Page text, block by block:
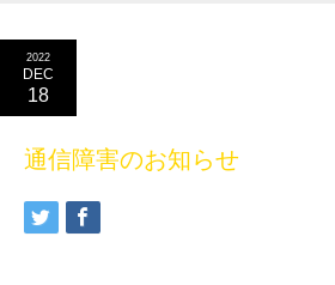
2022
DEC
18
通信障害のお知らせ